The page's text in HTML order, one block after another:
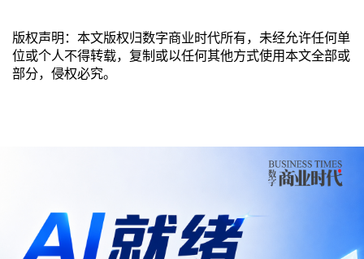
版权声明：本文版权归数字商业时代所有，未经允许任何单
位或个人不得转载，复制或以任何其他方式使用本文全部或
部分，侵权必究。